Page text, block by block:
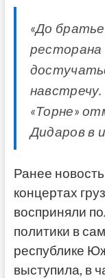
«До
ресторана
«Торне»
Дидаров в
Ранее
концертах
восприняли
политики в
республике
выступила, в